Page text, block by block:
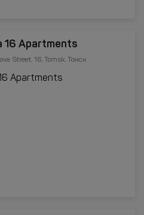
16 Apartments
Street, 16, Tomsk, Томск